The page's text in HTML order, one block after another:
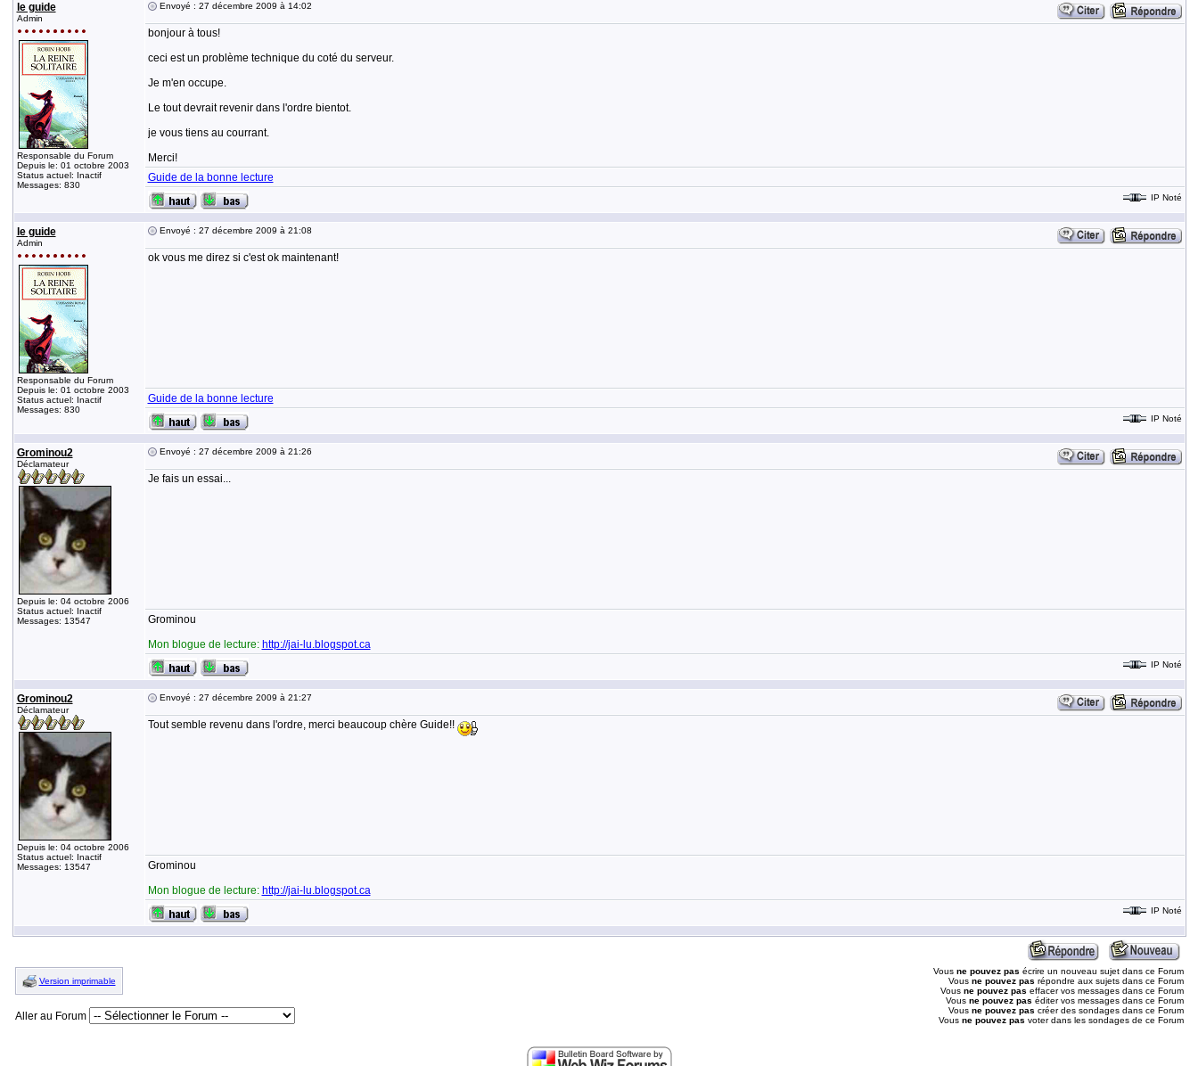
le guide
Admin
Responsable du Forum
Depuis le: 01 octobre 2003
Status actuel: Inactif
Messages: 830
Envoyé : 27 décembre 2009 à 14:02
bonjour à tous!
ceci est un problème technique du coté du serveur.
Je m'en occupe.
Le tout devrait revenir dans l'ordre bientot.
je vous tiens au courrant.
Merci!
Guide de la bonne lecture
IP Noté
le guide
Admin
Responsable du Forum
Depuis le: 01 octobre 2003
Status actuel: Inactif
Messages: 830
Envoyé : 27 décembre 2009 à 21:08
ok vous me direz si c'est ok maintenant!
Guide de la bonne lecture
IP Noté
Grominou2
Déclamateur
Depuis le: 04 octobre 2006
Status actuel: Inactif
Messages: 13547
Envoyé : 27 décembre 2009 à 21:26
Je fais un essai...
Grominou
Mon blogue de lecture: http://jai-lu.blogspot.ca
IP Noté
Grominou2
Déclamateur
Depuis le: 04 octobre 2006
Status actuel: Inactif
Messages: 13547
Envoyé : 27 décembre 2009 à 21:27
Tout semble revenu dans l'ordre, merci beaucoup chère Guide!!
Grominou
Mon blogue de lecture: http://jai-lu.blogspot.ca
IP Noté
Version imprimable
Aller au Forum
Vous ne pouvez pas écrire un nouveau sujet dans ce Forum
Vous ne pouvez pas répondre aux sujets dans ce Forum
Vous ne pouvez pas effacer vos messages dans ce Forum
Vous ne pouvez pas éditer vos messages dans ce Forum
Vous ne pouvez pas créer des sondages dans ce Forum
Vous ne pouvez pas voter dans les sondages de ce Forum